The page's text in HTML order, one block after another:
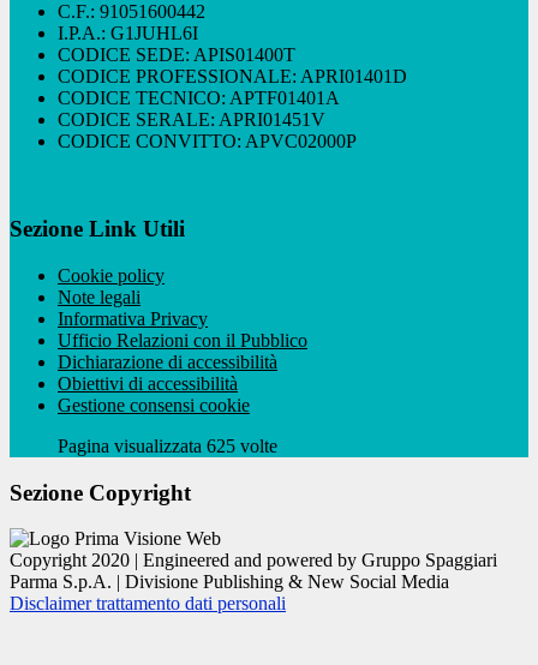
C.F.: 91051600442
I.P.A.: G1JUHL6I
CODICE SEDE: APIS01400T
CODICE PROFESSIONALE: APRI01401D
CODICE TECNICO: APTF01401A
CODICE SERALE: APRI01451V
CODICE CONVITTO: APVC02000P
Sezione Link Utili
Cookie policy
Note legali
Informativa Privacy
Ufficio Relazioni con il Pubblico
Dichiarazione di accessibilità
Obiettivi di accessibilità
Gestione consensi cookie
Pagina visualizzata 625 volte
Sezione Copyright
Copyright 2020 | Engineered and powered by Gruppo Spaggiari
Parma S.p.A. | Divisione Publishing & New Social Media
Disclaimer trattamento dati personali